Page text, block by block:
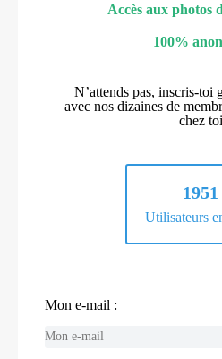
Accès aux photos
100%
N’attends pas, inscris-toi
avec nos dizaines de
chez toi
1951
Utilisateurs
Mon e-mail :